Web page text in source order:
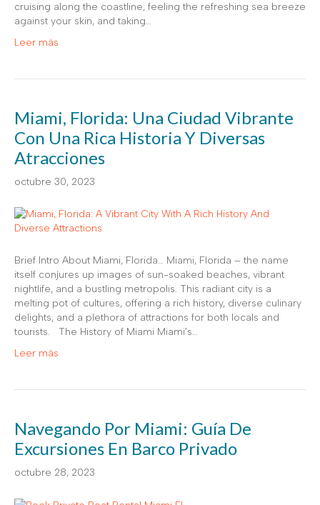
cruising along the coastline, feeling the refreshing sea breeze
against your skin, and taking…
Leer más
Miami, Florida: Una Ciudad Vibrante
Con Una Rica Historia Y Diversas
Atracciones
octubre 30, 2023
Brief Intro About Miami, Florida… Miami, Florida – the name
itself conjures up images of sun-soaked beaches, vibrant
nightlife, and a bustling metropolis. This radiant city is a
melting pot of cultures, offering a rich history, diverse culinary
delights, and a plethora of attractions for both locals and
tourists. The History of Miami Miami’s…
Leer más
Navegando Por Miami: Guía De
Excursiones En Barco Privado
octubre 28, 2023